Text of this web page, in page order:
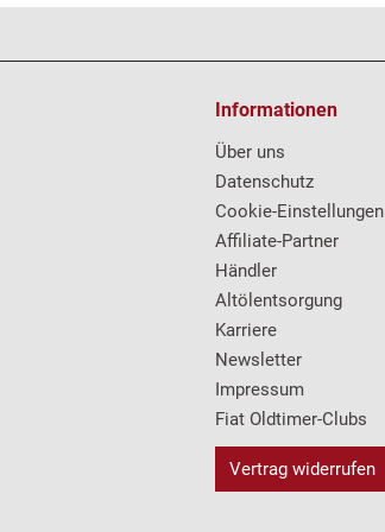
Informationen
Über uns
Datenschutz
Cookie-Einstellungen
Affiliate-Partner
Händler
Altölentsorgung
Karriere
Newsletter
Impressum
Fiat Oldtimer-Clubs
Vertrag widerrufen